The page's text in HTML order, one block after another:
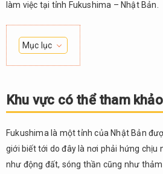
làm việc tại tỉnh Fukushima – Nhật Bản.
Mục lục
1.
có
tham
khảo
viết
Khu vực có thể tham
Fukushima là một tỉnh của Nhật Bản
giới biết tới do đây là nơi phải hứng chịu
như động đất, sóng thần cũng như